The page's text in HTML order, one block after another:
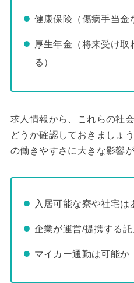
健康保険（傷病手当金
厚生年金（将来受け
る）
求人情報から、これらの社
どうか確認しておきましょ
の働きやすさに大きな影響が
入居可能な寮や社宅は
企業が運営/提携する
マイカー通勤は可能か